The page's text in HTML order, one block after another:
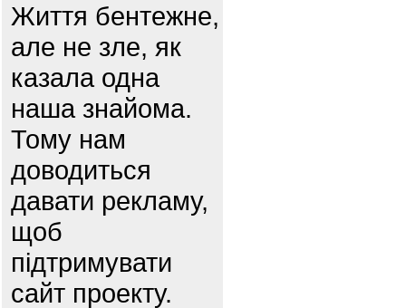
Життя бентежне,
але не зле, як
казала одна
наша знайома.
Тому нам
доводиться
давати рекламу,
щоб
підтримувати
сайт проекту.